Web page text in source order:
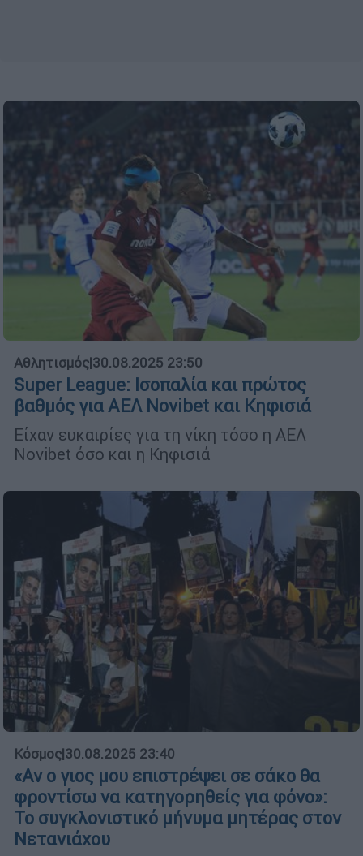
Αθλητισμός|30.08.2025 23:50
Super League: Ισοπαλία και πρώτος
βαθμός για ΑΕΛ Novibet και Κηφισιά
Είχαν ευκαιρίες για τη νίκη τόσο η ΑΕΛ
Novibet όσο και η Κηφισιά
Κόσμος|30.08.2025 23:40
«Αν ο γιος μου επιστρέψει σε σάκο θα
φροντίσω να κατηγορηθείς για φόνο»:
Το συγκλονιστικό μήνυμα μητέρας στον
Νετανιάχου